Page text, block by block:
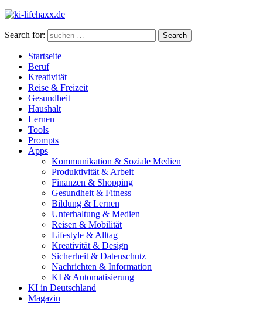
Search for: Search
Startseite
Beruf
Kreativität
Reise & Freizeit
Gesundheit
Haushalt
Lernen
Tools
Prompts
Apps
Kommunikation & Soziale Medien
Produktivität & Arbeit
Finanzen & Shopping
Gesundheit & Fitness
Bildung & Lernen
Unterhaltung & Medien
Reisen & Mobilität
Lifestyle & Alltag
Kreativität & Design
Sicherheit & Datenschutz
Nachrichten & Information
KI & Automatisierung
KI in Deutschland
Magazin